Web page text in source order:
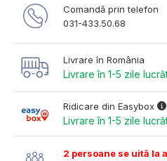
Comandă prin telefon
031-433.50.68
Livrare în România
Livrare în 1-5 zile
Ridicare din Easybox
Livrare în 1-5 zile
2 persoane se uită la